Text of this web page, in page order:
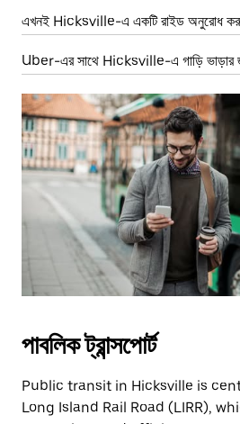
এখনই Hicksville-এ একটি রাইড অনুরোধ
Uber-এর সাথে Hicksville-এ গাড়ি ভাড়ার
পাবলিক ট্রান্সপোর্ট
Public transit in Hicksville is
Long Island Rail Road (LIRR),